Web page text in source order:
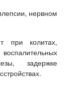
нервном
при колитах,
задержке